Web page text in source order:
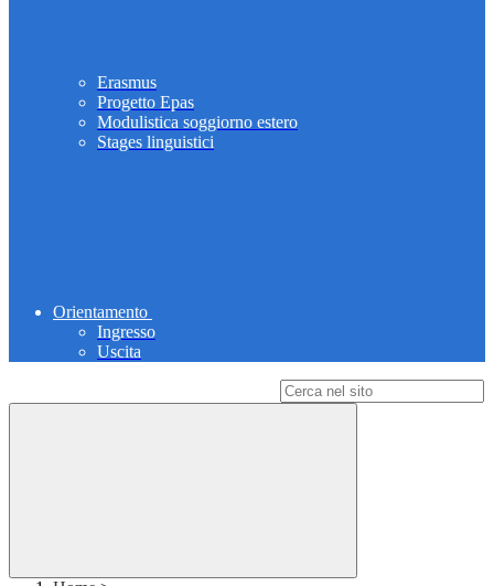
Erasmus
Progetto Epas
Modulistica soggiorno estero
Stages linguistici
Orientamento
Ingresso
Uscita